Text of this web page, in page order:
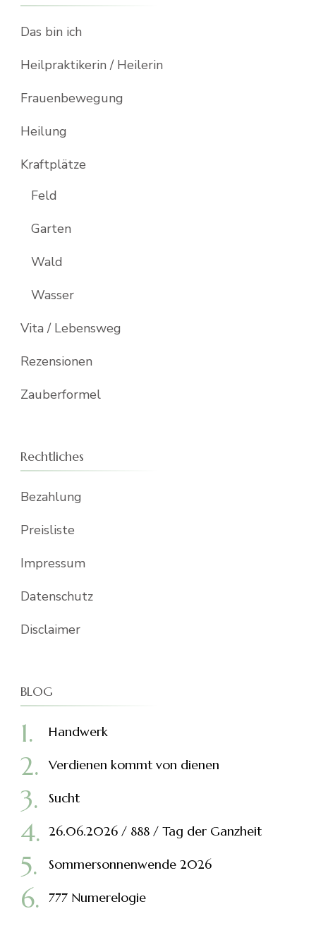
Das bin ich
Heilpraktikerin / Heilerin
Frauenbewegung
Heilung
Kraftplätze
Feld
Garten
Wald
Wasser
Vita / Lebensweg
Rezensionen
Zauberformel
Rechtliches
Bezahlung
Preisliste
Impressum
Datenschutz
Disclaimer
BLOG
Handwerk
Verdienen kommt von dienen
Sucht
26.06.2026 / 888 / Tag der Ganzheit
Sommersonnenwende 2026
777 Numerelogie